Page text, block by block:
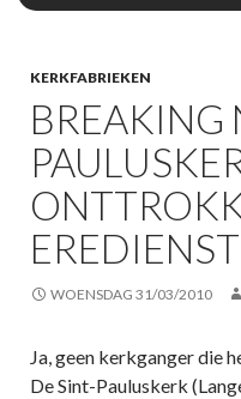
KERKFABRIEKEN
BREAKING
WOENSDAG 31/03/2010
Ja, geen kerkganger die
De Sint-Pauluskerk